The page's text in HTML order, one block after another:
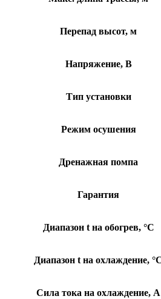
Перепад высот, м
Напряжение, В
Тип установки
Режим осушения
Дренажная помпа
Гарантия
Диапазон t на обогрев, °С
Диапазон t на охлаждение,
Сила тока на охлаждение, А